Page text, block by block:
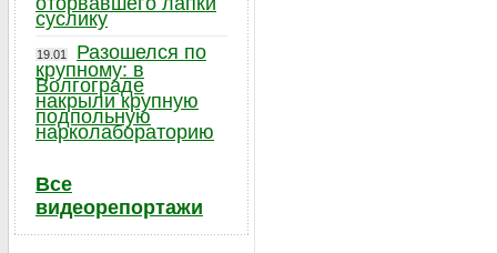
суслику
19.01
Разошелся по
крупному: в
Волгограде
накрыли крупную
подпольную
нарколабораторию
Все
видеорепортажи